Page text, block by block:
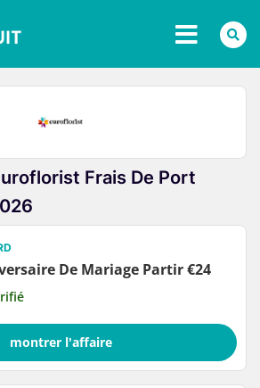
Frais De Port
De Mariage Partir €24
montrer l'affaire